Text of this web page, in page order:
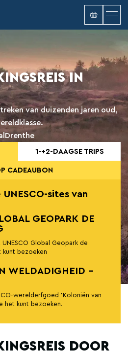
IN
van duizenden jaren oud,
1-+2-DAAGSE TRIPS
CADEAUBON
sites van
GEOPARK DE
Global Geopark de
kunt bezoeken
WELDADIGHEID -
werelderfgoed 'Koloniën van
het kunt bezoeken.
DOOR